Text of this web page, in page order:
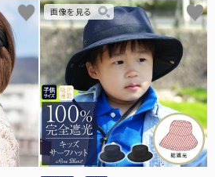
3段折りたたみ
傘の中で最もコンパクトなサイズです。
ショートサイズ
ススメする、日傘の定番サイズです。
ハット
でしっかり遮光出来る遮光ハット。
ショート
サングラス
キンケア/その他